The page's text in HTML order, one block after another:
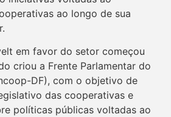
ao longo de sua
em favor do setor começou
criou a Frente Parlamentar do
DF), com o objetivo de
das cooperativas e
políticas públicas voltadas ao